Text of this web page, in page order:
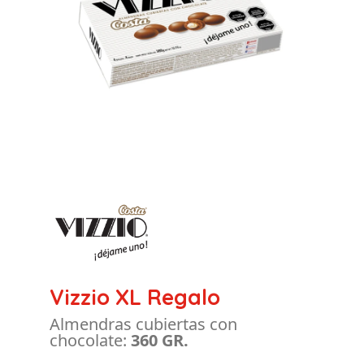
Vizzio XL Regalo
Almendras cubiertas con
chocolate: 360 GR.